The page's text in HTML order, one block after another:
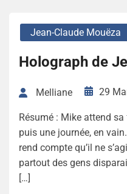
Jean-Claude Mouëza
Holograph de
Melliane 29
Résumé : Mike attend
puis une journée, en
rend compte qu’il ne
partout des gens
[…]